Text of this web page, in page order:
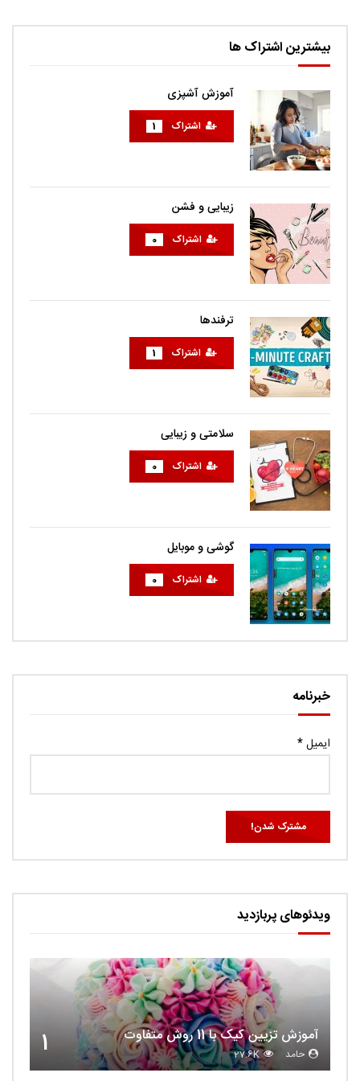
بیشترین اشتراک ها
آموزش آشپزی
اشتراک 1
زیبایی و فشن
اشتراک 0
ترفندها
اشتراک 1
سلامتی و زیبایی
اشتراک 0
گوشی و موبایل
اشتراک 0
خبرنامه
ایمیل*
ویدئوهای پربازدید
1 آموزش تزیین کیک با 11 روش متفاوت
حامد 27.6K